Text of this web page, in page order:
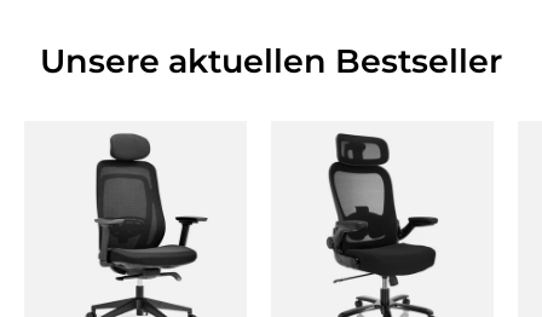
Unsere aktuellen Bestseller